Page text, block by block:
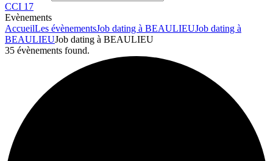
CCI 17
Evènements
AccueilLes évènementsJob dating à BEAULIEUJob dating à
BEAULIEUJob dating à BEAULIEU
35 évènements found.